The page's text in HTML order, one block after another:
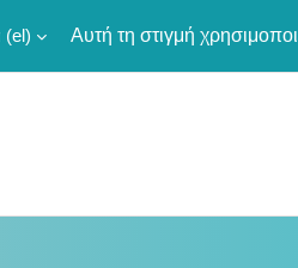
‎(el)‎ Αυτή τη στιγμή